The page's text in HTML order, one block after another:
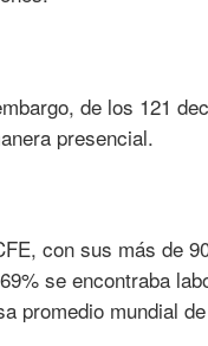
de los 121
presencial.
con sus más de
se encontraba
promedio mundial